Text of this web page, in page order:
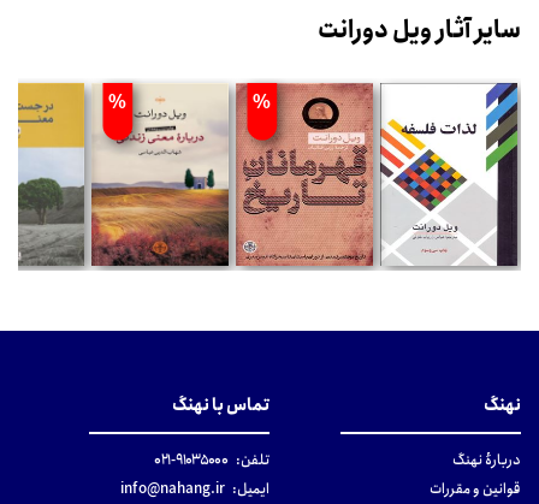
سایر آثار ویل دورانت
%
%
نهنگ
دربارهٔ نهنگ
قوانین و مقررات
تماس با نهنگ
تلفن: ۹۱۰۳۵۰۰۰-۰۲۱
ایمیل: info@nahang.ir